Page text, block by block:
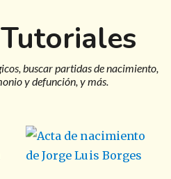
buscar partidas de nacimiento,
y defunción, y más.